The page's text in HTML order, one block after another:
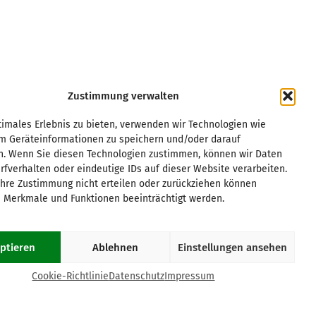
Zustimmung verwalten
Erlebnis zu bieten, verwenden wir Technologien wie
Geräteinformationen zu speichern und/oder darauf
Wenn Sie diesen Technologien zustimmen, können wir Daten
oder eindeutige IDs auf dieser Website verarbeiten.
Zustimmung nicht erteilen oder zurückziehen können
und Funktionen beeinträchtigt werden.
Ablehnen Einstellungen ansehen
Cookie-RichtlinieDatenschutzImpressum
Leipzig
Magdeburg
München
Münster
Osnabrück
Paderborn
Rhein/Main
Ruhrgebiet
Saar/Trier
Stuttgart
Würzburg
COOKIE-RICHTLINIE (EU)